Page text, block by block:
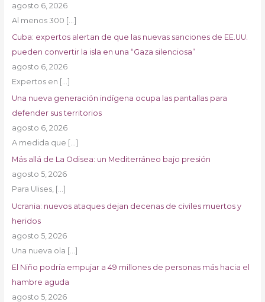
agosto 6, 2026
Al menos 300 […]
Cuba: expertos alertan de que las nuevas sanciones de EE.UU.
pueden convertir la isla en una “Gaza silenciosa”
agosto 6, 2026
Expertos en […]
Una nueva generación indígena ocupa las pantallas para
defender sus territorios
agosto 6, 2026
A medida que […]
Más allá de La Odisea: un Mediterráneo bajo presión
agosto 5, 2026
Para Ulises, […]
Ucrania: nuevos ataques dejan decenas de civiles muertos y
heridos
agosto 5, 2026
Una nueva ola […]
El Niño podría empujar a 49 millones de personas más hacia el
hambre aguda
agosto 5, 2026